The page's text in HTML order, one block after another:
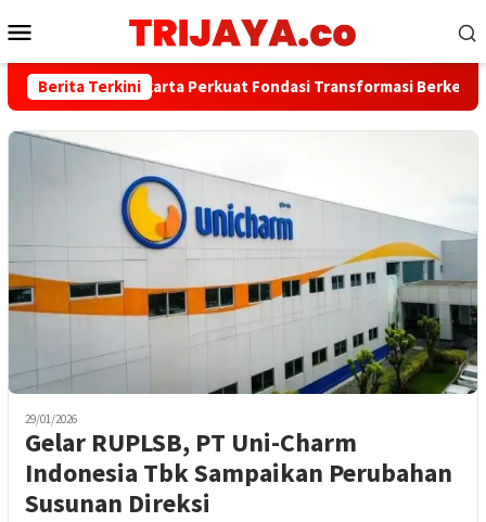
ke
Mobile
Berita Terkini
Bank Jakarta Perkuat Fondasi Transformasi
29/01/2026
Gelar RUPLSB, PT Uni-Charm
Indonesia Tbk Sampaikan Perubahan
Susunan Direksi